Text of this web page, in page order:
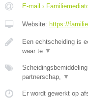
E-mail ›
Website: https://
Een echtscheiding is
waar te ▼
partnerschap, ▼
Er wordt gewerkt op